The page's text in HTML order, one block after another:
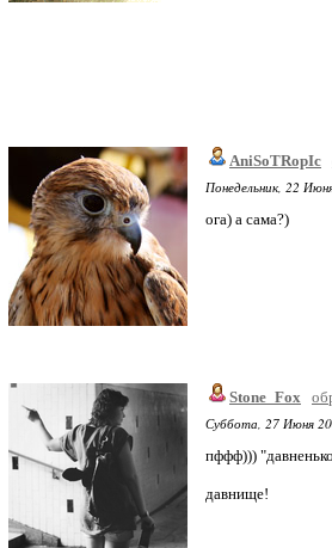
AniSoTRopIc
Понедельник, 22
ога) а сама?)
Stone_Fox
Суббота, 27 Июня
пффф)))
давнище!